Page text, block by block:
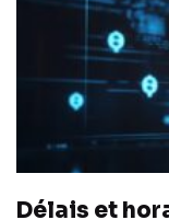
Délais et